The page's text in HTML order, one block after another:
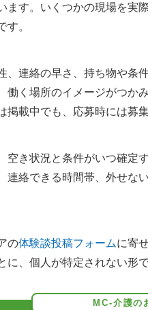
ます。いくつかの現場を実
す。
、連絡の早さ、持ち物や条
働く場所のイメージがつか
掲載中でも、応募時には募
空き状況と条件がいつ確定
連絡できる時間帯、外せな
の体験談投稿フォームに寄
に、個人が特定されない形
MC-介護の